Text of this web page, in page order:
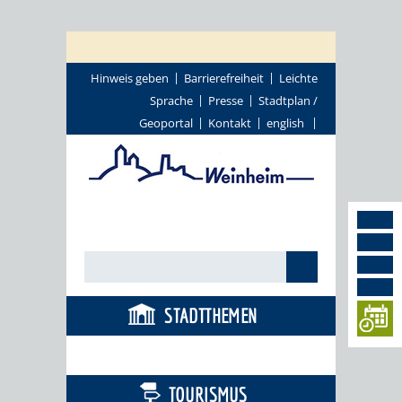
Hinweis geben Barrierefreiheit
Leichte
Sprache
Presse
Stadtplan /
Geoportal
Kontakt english
STADTTHEMEN
TOURISMUS